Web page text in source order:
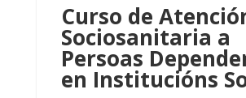
Curso de
Sociosanitaria a
Persoas
en Institucións